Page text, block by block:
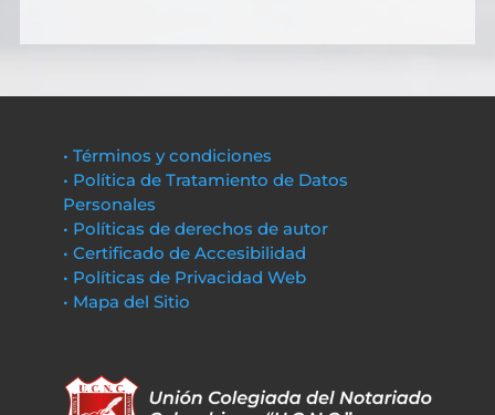
• Términos y condiciones
• Política de Tratamiento de Datos
Personales
• Políticas de derechos de autor
• Certificado de Accesibilidad
• Políticas de Privacidad Web
• Mapa del Sitio